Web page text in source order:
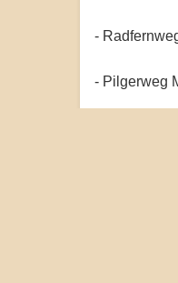
-
- Pilgerweg